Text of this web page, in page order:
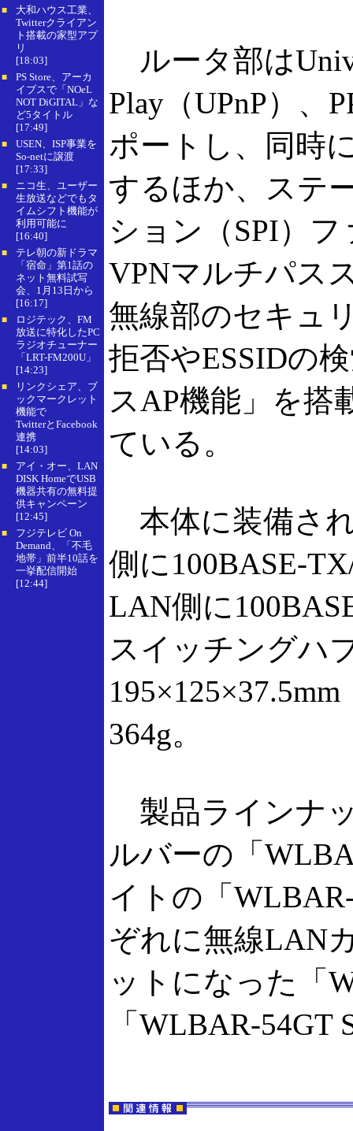
■
大和ハウス工業、
Twitterクライアン
ト搭載の家型アプ
リ
[18:03]
■
PS Store、アーカ
イブスで「NOeL
NOT DiGITAL」な
ど5タイトル
[17:49]
■
USEN、ISP事業を
So-netに譲渡
[17:33]
■
ニコ生、ユーザー
生放送などでもタ
イムシフト機能が
利用可能に
[16:40]
■
テレ朝の新ドラマ
「宿命」第1話の
ネット無料試写
会、1月13日から
[16:17]
■
ロジテック、FM
放送に特化したPC
ラジオチューナー
「LRT-FM200U」
[14:23]
■
リンクシェア、ブ
ックマークレット
機能で
TwitterとFacebook
連携
[14:03]
■
アイ・オー、LAN
DISK HomeでUSB
機器共有の無料提
供キャンペーン
[12:45]
■
フジテレビ On
Demand、「不毛
地帯」前半10話を
一挙配信開始
[12:44]
ルータ部は
Play（UPnP）、
ポートし、同時
するほか、ステ
ション（SPI）
VPNマルチパス
無線部のセキュ
拒否やESSIDの
スAP機能」を搭
ている。
本体に装備さ
側に100BASE-
LAN側に
スイッチングハ
364g。
製品ラインナ
ルバーの「
イトの「
ぞれに無線LAN
ットになった「
「WLBAR-